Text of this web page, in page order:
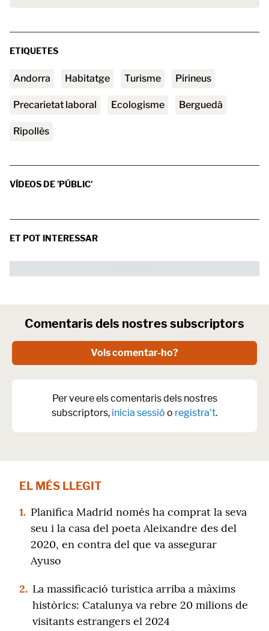
ETIQUETES
andorra habitatge turisme Pirineus
precarietat laboral Ecologisme Berguedà
Ripollès
VÍDEOS DE 'PÚBLIC'
ET POT INTERESSAR
Comentaris dels nostres subscriptors
Vols comentar-ho?
Per veure els comentaris dels nostres
subscriptors, inicia sessió o registra't.
EL MÉS LLEGIT
1. Planifica Madrid només ha comprat la seva
seu i la casa del poeta Aleixandre des del
2020, en contra del que va assegurar
Ayuso
2. La massificació turística arriba a màxims
històrics: Catalunya va rebre 20 milions de
visitants estrangers el 2024